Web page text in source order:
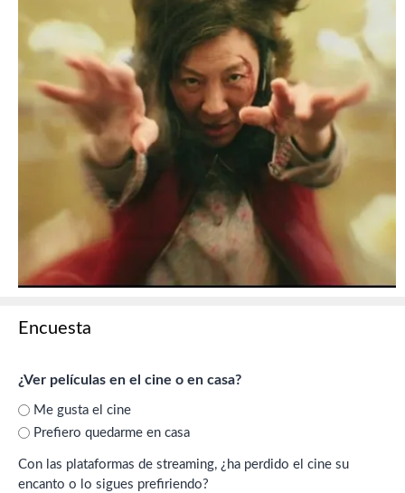
Encuesta
¿Ver películas en el cine o en casa?
Me gusta el cine
Prefiero quedarme en casa
Con las plataformas de streaming, ¿ha perdido el cine su
encanto o lo sigues prefiriendo?